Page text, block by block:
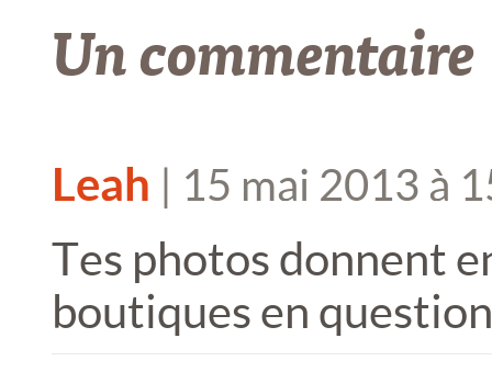
Un commentaire
Leah | 15 mai 2013 à
Tes photos donnent
boutiques en